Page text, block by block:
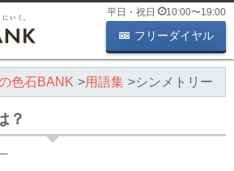
平日・祝日 10:00〜19:00
フリーダイヤル
色石BANK 用語集 シンメトリー
？